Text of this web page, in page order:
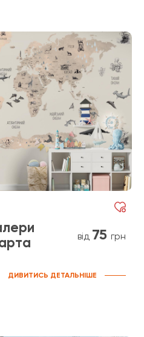
від 75 грн
ДИВИТИСЬ ДЕТАЛЬНІШЕ